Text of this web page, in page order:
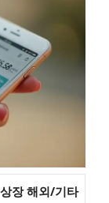
장 해외/기타